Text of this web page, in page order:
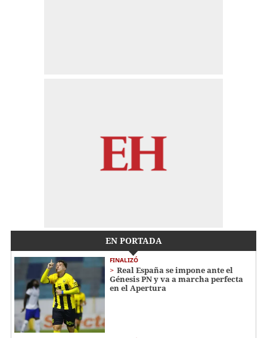
EN PORTADA
FINALIZÓ
Real España se impone ante el
Génesis PN y va a marcha perfecta
en el Apertura